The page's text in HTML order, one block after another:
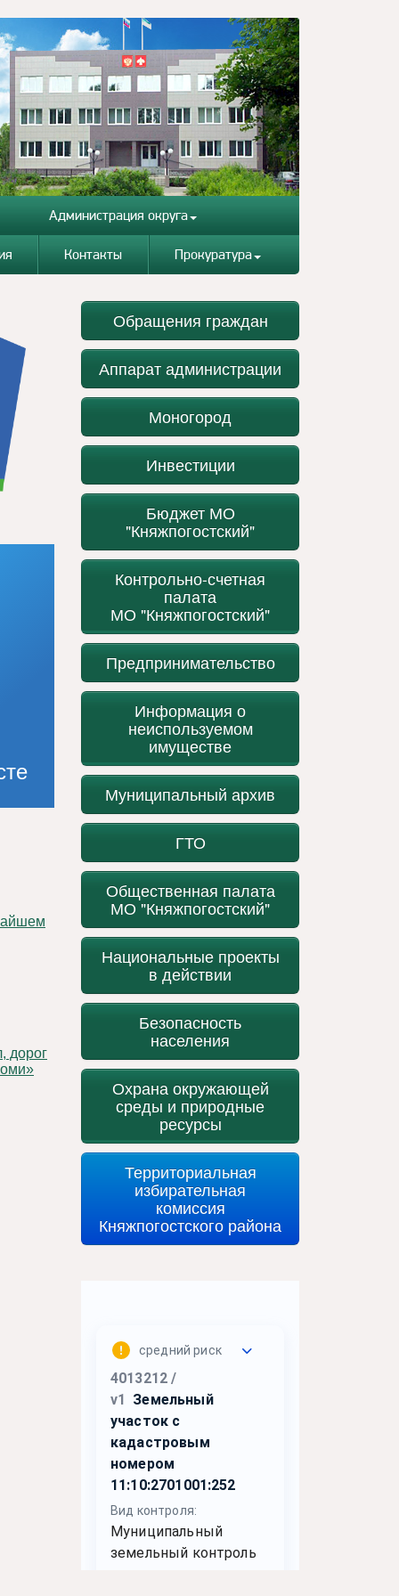
Администрация округа
Контакты Прокуратура
Обращения граждан
Аппарат администрации
Моногород
Инвестиции
Бюджет МО
"Княжпогостский"
Контрольно-счетная
палата
МО "Княжпогостский"
Предпринимательство
Информация о
неиспользуемом
имуществе
Муниципальный архив
ГТО
Общественная палата
МО "Княжпогостский"
Национальные проекты
в действии
Безопасность
населения
Охрана окружающей
среды и природные
ресурсы
Территориальная
избирательная
комиссия
Княжпогостского района